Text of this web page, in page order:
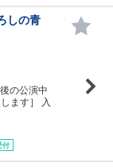
しの青
の公演中
ます］ 入
付